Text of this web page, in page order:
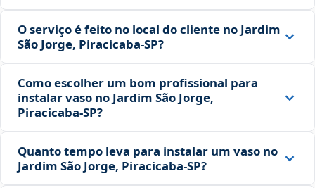
O serviço é feito no local do cliente no Jardim
São Jorge, Piracicaba‑SP?
Como escolher um bom profissional para
instalar vaso no Jardim São Jorge,
Piracicaba‑SP?
Quanto tempo leva para instalar um vaso no
Jardim São Jorge, Piracicaba‑SP?